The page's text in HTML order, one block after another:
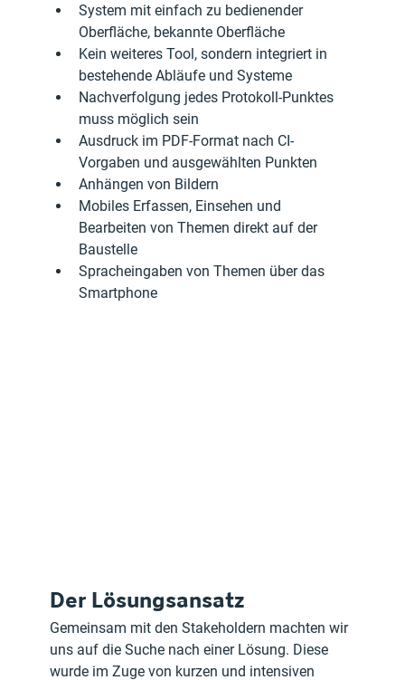
System mit einfach zu bedienender
Oberfläche, bekannte Oberfläche
Kein weiteres Tool, sondern integriert in
bestehende Abläufe und Systeme
Nachverfolgung jedes Protokoll-Punktes
muss möglich sein
Ausdruck im PDF-Format nach CI-
Vorgaben und ausgewählten Punkten
Anhängen von Bildern
Mobiles Erfassen, Einsehen und
Bearbeiten von Themen direkt auf der
Baustelle
Spracheingaben von Themen über das
Smartphone
Der Lösungsansatz
Gemeinsam mit den Stakeholdern machten wir
uns auf die Suche nach einer Lösung. Diese
wurde im Zuge von kurzen und intensiven